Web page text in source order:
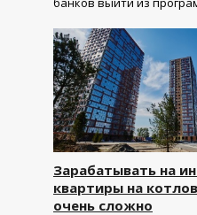
Зарабатывать на
квартиры на
очень сложно